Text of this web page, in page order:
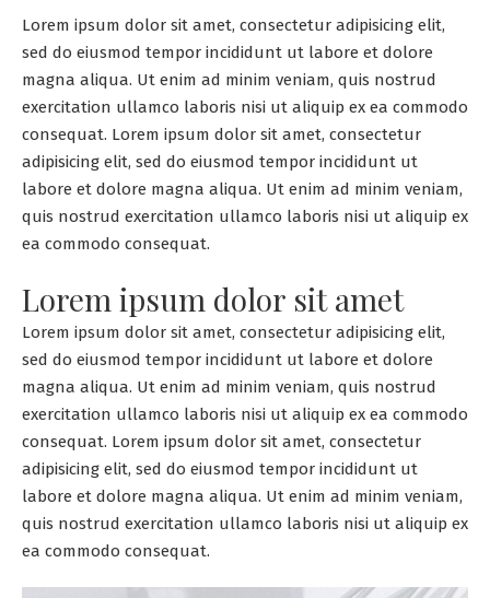
Lorem ipsum dolor sit amet, consectetur adipisicing elit,
sed do eiusmod tempor incididunt ut labore et dolore
magna aliqua. Ut enim ad minim veniam, quis nostrud
exercitation ullamco laboris nisi ut aliquip ex ea commodo
consequat. Lorem ipsum dolor sit amet, consectetur
adipisicing elit, sed do eiusmod tempor incididunt ut
labore et dolore magna aliqua. Ut enim ad minim veniam,
quis nostrud exercitation ullamco laboris nisi ut aliquip ex
ea commodo consequat.
Lorem ipsum dolor sit amet
Lorem ipsum dolor sit amet, consectetur adipisicing elit,
sed do eiusmod tempor incididunt ut labore et dolore
magna aliqua. Ut enim ad minim veniam, quis nostrud
exercitation ullamco laboris nisi ut aliquip ex ea commodo
consequat. Lorem ipsum dolor sit amet, consectetur
adipisicing elit, sed do eiusmod tempor incididunt ut
labore et dolore magna aliqua. Ut enim ad minim veniam,
quis nostrud exercitation ullamco laboris nisi ut aliquip ex
ea commodo consequat.